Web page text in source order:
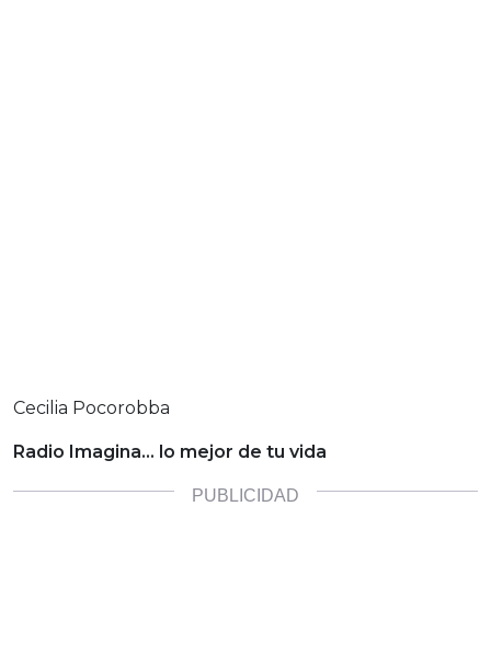
Cecilia Pocorobba
Radio Imagina… lo mejor de tu vida